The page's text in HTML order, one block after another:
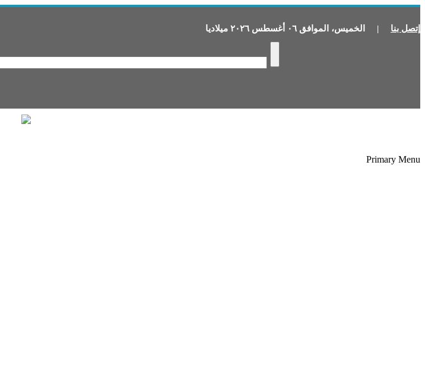
إتصل بنا | الخميس، الموافق ٠٦ أغسطس ٢٠٢٦ ميلاديا
Primary Menu